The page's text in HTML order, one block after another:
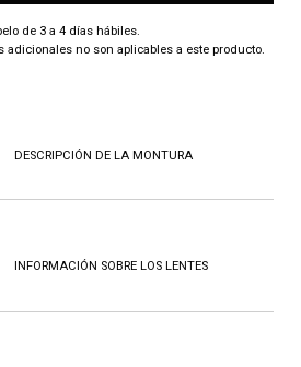
de 3 a 4 días hábiles.
adicionales no son aplicables a este producto.
DESCRIPCIÓN DE LA MONTURA
INFORMACIÓN SOBRE LOS LENTES